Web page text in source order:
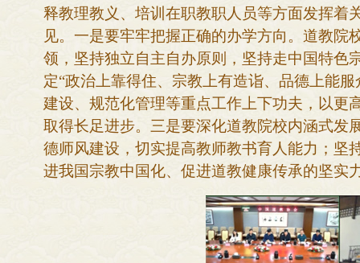
释教理教义、培训在职教职人员等方面发挥着
见。一是要牢牢把握正确的办学方向。 道教院
领，坚持独立自主自办原则，坚持走中国特色
定“政治上靠得住、宗教上有造诣、品德上能
建设、规范化管理等重点工作上下功夫，以更
取得长足进步。 三是要深化道教院校内涵式发
德师风建设，切实提高教师教书育人能力； 坚
进我国宗教中国化、促进道教健康传承的坚实